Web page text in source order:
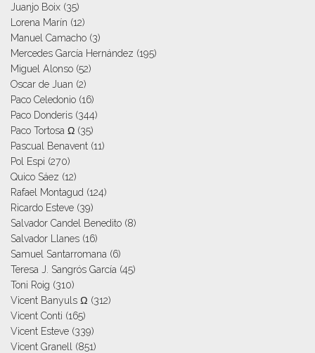
Juanjo Boix (35)
Lorena Marín (12)
Manuel Camacho (3)
Mercedes García Hernández (195)
Miguel Alonso (52)
Oscar de Juan (2)
Paco Celedonio (16)
Paco Donderis (344)
Paco Tortosa Ω (35)
Pascual Benavent (11)
Pol Espi (270)
Quico Sáez (12)
Rafael Montagud (124)
Ricardo Esteve (39)
Salvador Candel Benedito (8)
Salvador Llanes (16)
Samuel Santarromana (6)
Teresa J. Sangrós García (45)
Toni Roig (310)
Vicent Banyuls Ω (312)
Vicent Conti (165)
Vicent Esteve (339)
Vicent Granell
(851)